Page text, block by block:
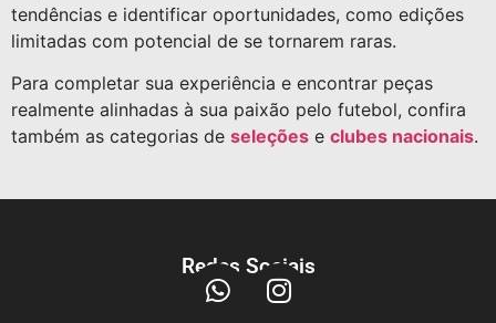
tendências e identificar oportunidades, como edições
limitadas com potencial de se tornarem raras.
Para completar sua experiência e encontrar peças
realmente alinhadas à sua paixão pelo futebol, confira
também as categorias de seleções e clubes nacionais.
Redes Sociais